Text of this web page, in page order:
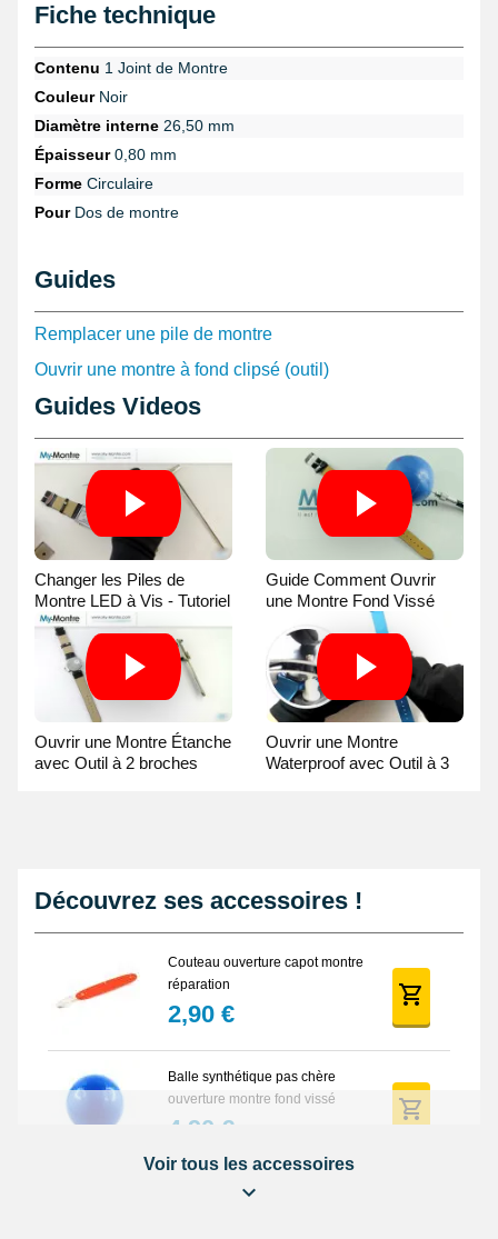
Fiche technique
Contenu 1 Joint de Montre
CouleurNoir
Diamètre interne 26,50 mm
Épaisseur0,80 mm
Forme Circulaire
PourDos de montre
Guides
Remplacer une pile de montre
Ouvrir une montre à fond clipsé (outil)
Guides Videos
Changer les Piles de
Montre LED à Vis - Tutoriel
Vidéo
Guide Comment Ouvrir
une Montre Fond Vissé
avec une Balle
Ouvrir une Montre Étanche
avec Outil à 2 broches
Ouvrir une Montre
Waterproof avec Outil à 3
Découvrez ses accessoires !
Couteau ouverture capot montre
réparation
2,90 €
Balle synthétique pas chère
ouverture montre fond vissé
4,90 €
Clé d'ouverture pour boîtier à
Voir tous les accessoires